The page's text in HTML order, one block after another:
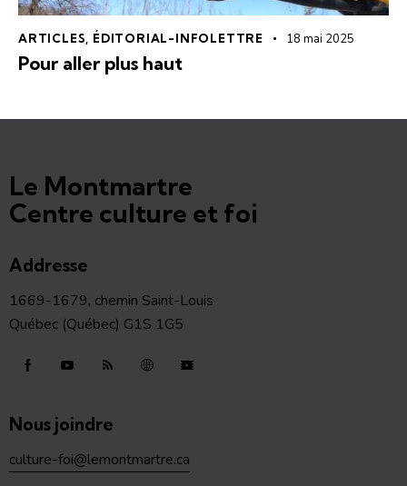
ARTICLES ÉDITORIAL-INFOLETTRE 18 mai 2025
Pour aller plus haut
Le Montmartre
Centre culture et foi
Addresse
1669-1679, chemin Saint-Louis
Québec (Québec) G1S 1G5
Nous joindre
culture-foi@lemontmartre.ca